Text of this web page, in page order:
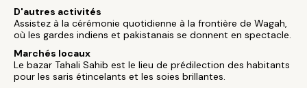
D'autres activités
Assistez à la cérémonie quotidienne à la frontière de Wagah,
où les gardes indiens et pakistanais se donnent en spectacle.
Marchés locaux
Le bazar Tahali Sahib est le lieu de prédilection des habitants
pour les saris étincelants et les soies brillantes.